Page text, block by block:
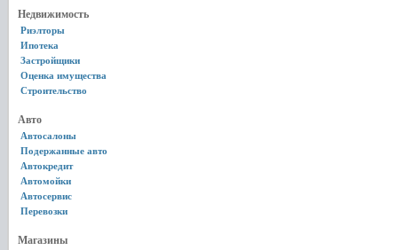
Недвижимость
Риэлторы
Ипотека
Застройщики
Оценка имущества
Строительство
Авто
Автосалоны
Подержанные авто
Автокредит
Автомойки
Автосервис
Перевозки
Магазины